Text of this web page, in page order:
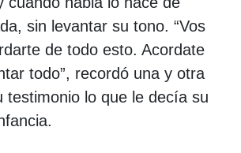
sin levantar su tono. “Vos
de todo esto. Acordate
todo”, recordó una y otra
testimonio lo que le decía su